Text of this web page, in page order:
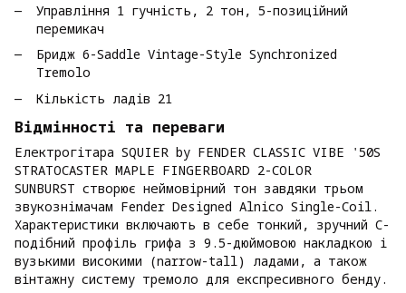
Управління 1 гучність, 2 тон, 5-позиційний
перемикач
Бридж 6-Saddle Vintage-Style Synchronized
Tremolo
Кількість ладів 21
Відмінності та переваги
Електрогітара SQUIER by FENDER CLASSIC VIBE '50S
STRATOCASTER MAPLE FINGERBOARD 2-COLOR
SUNBURST створює неймовірний тон завдяки трьом
звукознімачам Fender Designed Alnico Single-Coil.
Характеристики включають в себе тонкий, зручний C-
подібний профіль грифа з 9.5-дюймовою накладкою і
вузькими високими (narrow-tall) ладами, а також
вінтажну систему тремоло для експресивного бенду.